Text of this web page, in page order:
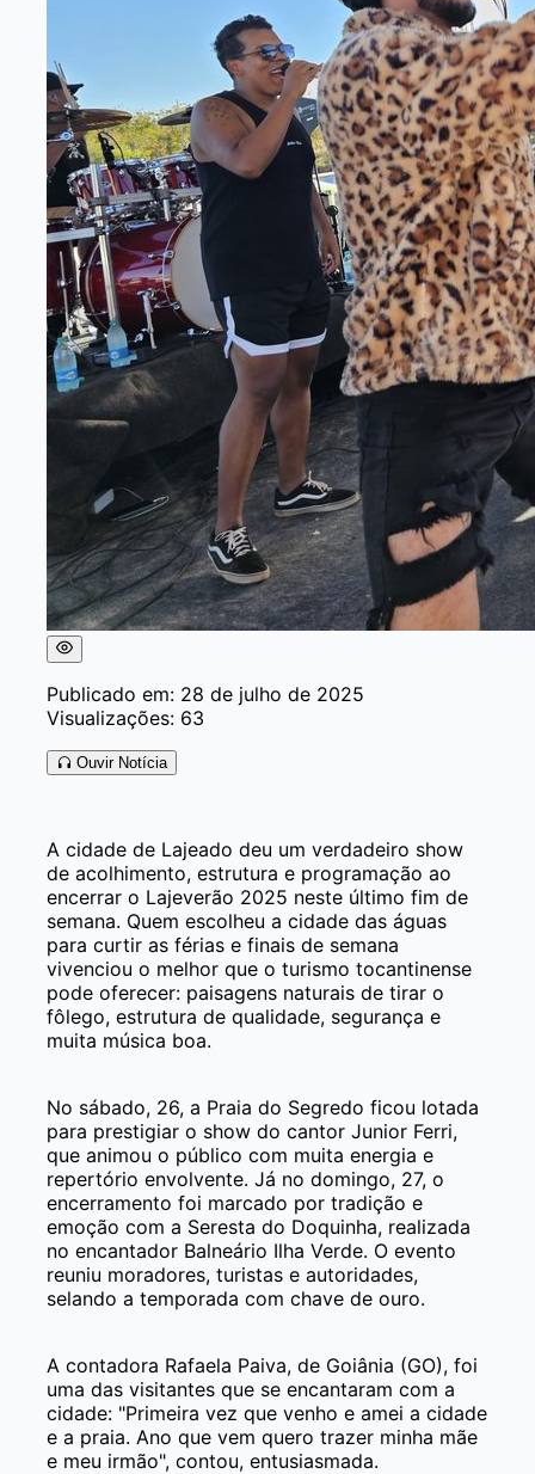
Publicado em: 28 de julho de 2025
Visualizações: 63
Ouvir Notícia
A cidade de Lajeado deu um verdadeiro show
de acolhimento, estrutura e programação ao
encerrar o Lajeverão 2025 neste último fim de
semana. Quem escolheu a cidade das águas
para curtir as férias e finais de semana
vivenciou o melhor que o turismo tocantinense
pode oferecer: paisagens naturais de tirar o
fôlego, estrutura de qualidade, segurança e
muita música boa.
No sábado, 26, a Praia do Segredo ficou lotada
para prestigiar o show do cantor Junior Ferri,
que animou o público com muita energia e
repertório envolvente. Já no domingo, 27, o
encerramento foi marcado por tradição e
emoção com a Seresta do Doquinha, realizada
no encantador Balneário Ilha Verde. O evento
reuniu moradores, turistas e autoridades,
selando a temporada com chave de ouro.
A contadora Rafaela Paiva, de Goiânia (GO), foi
uma das visitantes que se encantaram com a
cidade: "Primeira vez que venho e amei a cidade
e a praia. Ano que vem quero trazer minha mãe
e meu irmão", contou, entusiasmada.